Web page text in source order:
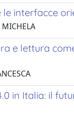
interfacce
e lettura
in Italia: il